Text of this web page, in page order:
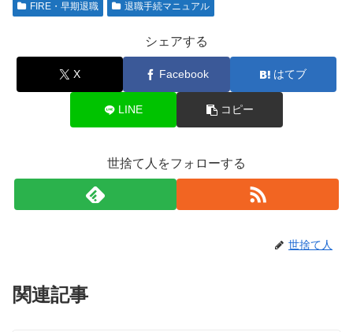
FIRE・早期退職 退職手続マニュアル
シェアする
X Facebook はてブ
LINE コピー
世捨て人をフォローする
世捨て人
関連記事